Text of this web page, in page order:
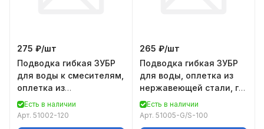
275 ₽/шт
Подводка гибкая ЗУБР
для воды к смесителям,
оплетка из
нержавеющей стали,
укороченная, г/ш 1/2" - 1,
Есть в наличии
Арт. 51002-120
265 ₽/шт
Подводка гибкая ЗУБР
для воды, оплетка из
нержавеющей стали, г/
ш 1/2" - 1м
Есть в наличии
Арт. 51005-G/S-100